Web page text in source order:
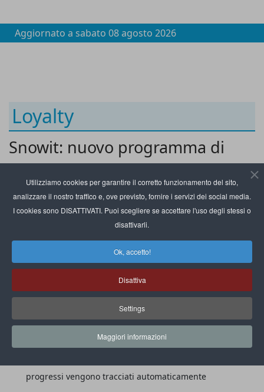
Utilizziamo cookies per garantire il corretto funzionamento del sito,
analizzare il nostro traffico e, ove previsto, fornire i servizi dei social media.
I cookies sono DISATTIVATI. Puoi scegliere se accettare l'uso degli stessi o
disattivarli.
Ok, accetto!
Disattiva
Settings
Maggiori informazioni
Aggiornato a sabato 08 agosto 2026
Loyalty
Snowit: nuovo programma di
sfide stagionali per abbonati
SnowitPass
progressi vengono tracciati automaticamente